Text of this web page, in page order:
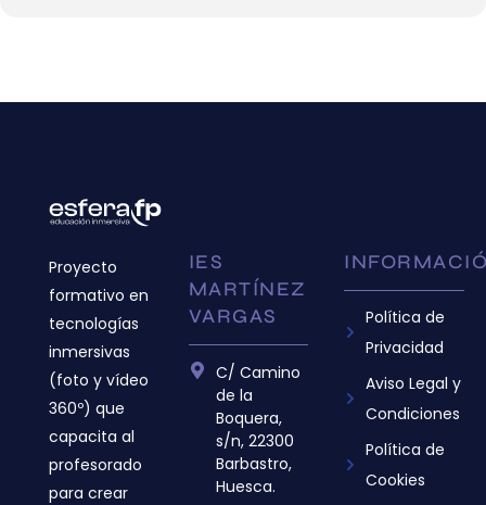
Proyecto
formativo en
tecnologías
inmersivas
(foto y vídeo
360º) que
capacita al
profesorado
para crear
IES
MARTÍNEZ
VARGAS
C/ Camino
de la
Boquera,
s/n, 22300
Barbastro,
Huesca.
Política de
Privacidad
Aviso Legal y
Condiciones
Política de
Cookies